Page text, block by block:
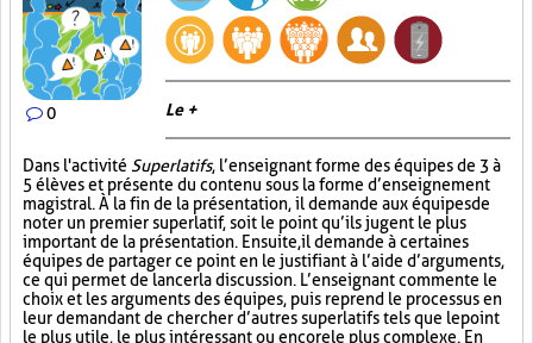
0 Le +
Dans l'activité Superlatifs, l’enseignant forme des équipes de 3 à
5 élèves et présente du contenu sous la forme d’enseignement
magistral. À la fin de la présentation, il demande aux équipes de
noter un premier superlatif, soit le point qu’ils jugent le plus
important de la présentation. Ensuite, il demande à certaines
équipes de partager ce point en le justifiant à l’aide d’arguments,
ce qui permet de lancer la discussion. L’enseignant commente le
choix et les arguments des équipes, puis reprend le processus en
leur demandant de chercher d’autres superlatifs tels que le point
le plus utile, le plus intéressant ou encore le plus complexe. En